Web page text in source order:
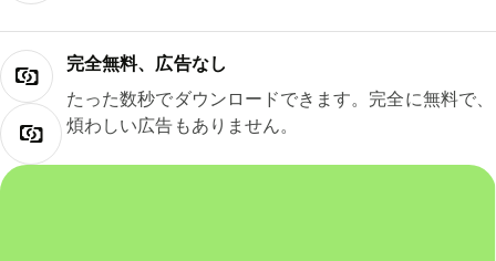
完全無料、広告なし
たった数秒でダウンロードできます。完全に無料で、
煩わしい広告もありません。